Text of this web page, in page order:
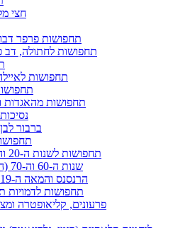
חצי
תחפושות פרפר
תחפושות לחתולה, דב
תחפושות
תחפושות מהאגדות
ברבור
תחפושות לשנות ה-20 וה-30 (גטסבי)
שנות ה-60 וה-70 (היפים ודיסקו)
הרנסנס והמאה ה-19 (ויקטוריאני)
תחפושות לדמויות
פרעונים, קליאופטרה